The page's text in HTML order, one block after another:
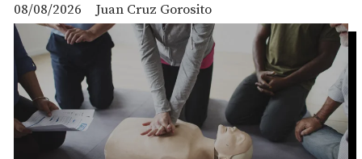
Juan Cruz Gorosito
08/08/2026